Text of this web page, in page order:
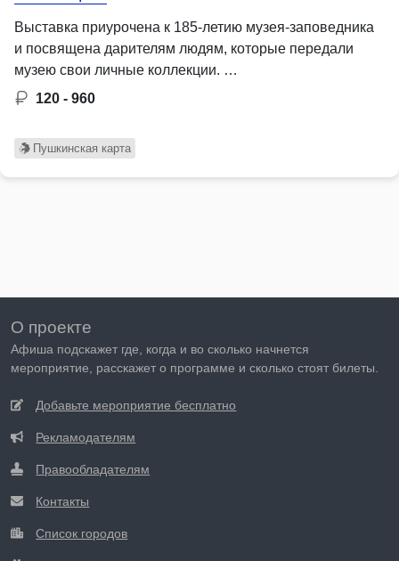
Выставка приурочена к 185-летию музея-заповедника
и посвящена дарителям людям, которые передали
музею свои личные коллекции. …
120 - 960
Пушкинская карта
О проекте
Афиша подскажет где, когда и во сколько начнется
мероприятие, расскажет о программе и сколько стоят билеты.
Добавьте мероприятие бесплатно
Рекламодателям
Правообладателям
Контакты
Список городов